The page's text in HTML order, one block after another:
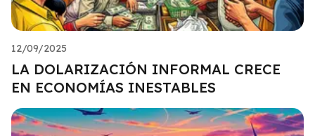
12/09/2025
LA DOLARIZACIÓN INFORMAL CRECE
EN ECONOMÍAS INESTABLES